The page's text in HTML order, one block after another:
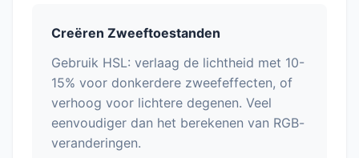
Creëren Zweeftoestanden
Gebruik HSL: verlaag de lichtheid met 10-
15% voor donkerdere zweefeffecten, of
verhoog voor lichtere degenen. Veel
eenvoudiger dan het berekenen van RGB-
veranderingen.